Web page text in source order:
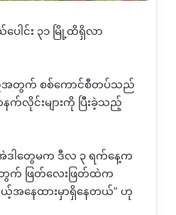
ါင်း ၃၁ မြို့ထိရှိလာ
သည့်အတွက် စစ်ကောင်စီတပ်သည်
က်လိုင်းများကို ပြီးခဲ့သည့်
ဒါတွေမက ဒီလ ၃ ရက်နေ့က
က် ဖြတ်လေးဖြတ်ထဲက
အနေထားမှာရှိနေတယ်” ဟု